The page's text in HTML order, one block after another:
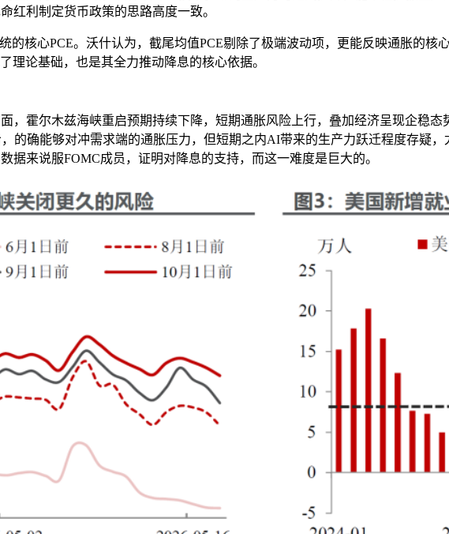
红利制定货币政策的思路高度一致。
的核心PCE。 沃什认为，截尾均值PCE剔除了极端波动项，更能反映通胀的核
理论基础，也是其全力推动降息的核心依据。
， 霍尔木兹海峡重启预期持续下降，短期通胀风险上行，叠加经济呈现企稳态
的确能够对冲需求端的通胀压力，但短期之内AI带来的生产力跃迁程度存疑
据来说服FOMC成员，证明对降息的支持，而这一难度是巨大的。